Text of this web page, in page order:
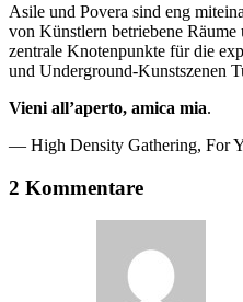
Asile und Povera sind eng
von Künstlern betriebene Räume
zentrale Knotenpunkte für die
und Underground-Kunstszenen
Vieni all’aperto, amica mia.
— High Density Gathering, For
2 Kommentare